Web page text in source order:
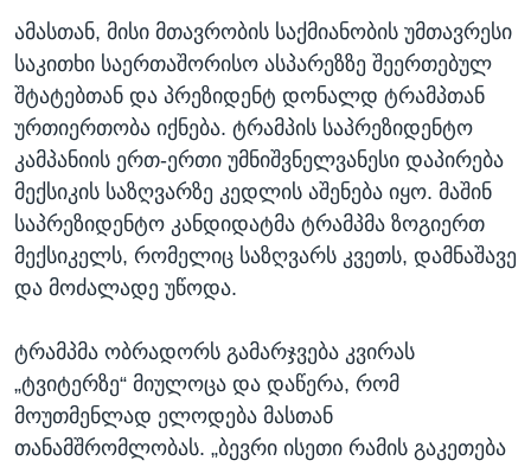
ამასთან, მისი მთავრობის საქმიანობის უმთავრესი
საკითხი საერთაშორისო ასპარეზზე შეერთებულ
შტატებთან და პრეზიდენტ დონალდ ტრამპთან
ურთიერთობა იქნება. ტრამპის საპრეზიდენტო
კამპანიის ერთ-ერთი უმნიშვნელვანესი დაპირება
მექსიკის საზღვარზე კედლის აშენება იყო. მაშინ
საპრეზიდენტო კანდიდატმა ტრამპმა ზოგიერთ
მექსიკელს, რომელიც საზღვარს კვეთს, დამნაშავე
და მოძალადე უწოდა.
ტრამპმა ობრადორს გამარჯვება კვირას
„ტვიტერზე“ მიულოცა და დაწერა, რომ
მოუთმენლად ელოდება მასთან
თანამშრომლობას. „ბევრი ისეთი რამის გაკეთება